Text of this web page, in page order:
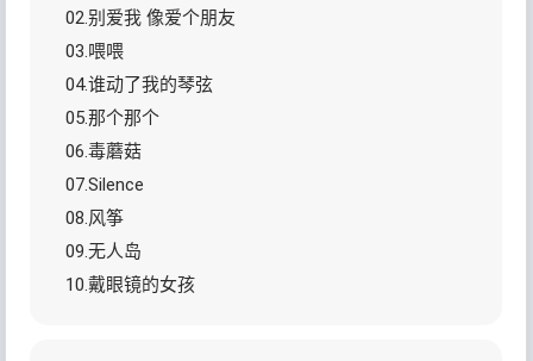
02.别爱我 像爱个朋友
03.喂喂
04.谁动了我的琴弦
05.那个那个
06.毒蘑菇
07.Silence
08.风筝
09.无人岛
10.戴眼镜的女孩